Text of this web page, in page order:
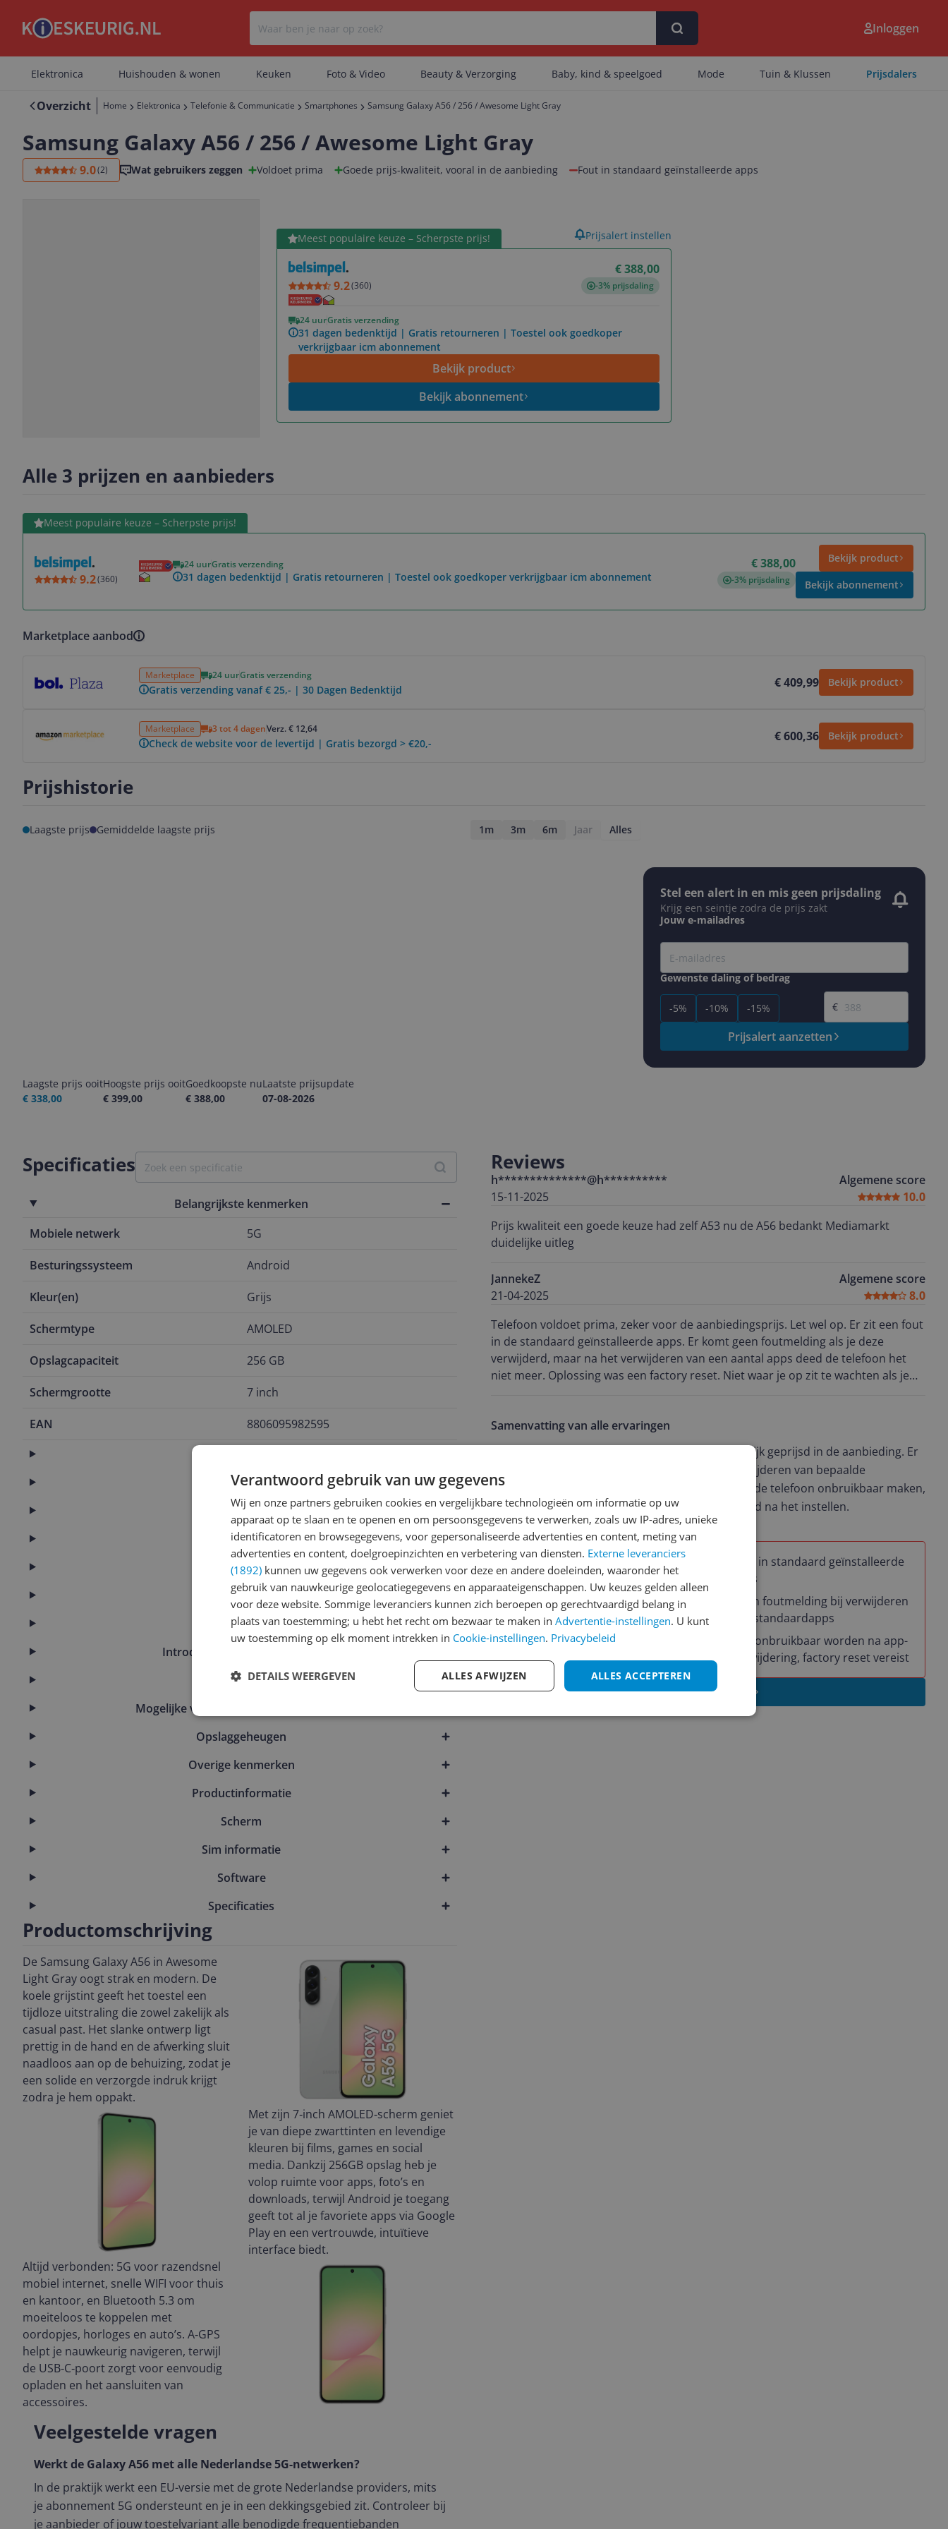
Er zijn geen categorieën gevonden.
Er zijn geen artikelen gevonden.
Inloggen
Elektronica Huishouden & wonen Keuken Foto & Video Beauty & Verzorging Baby, kind & speelgoed Mode Tuin & Klussen Prijsdalers
Overzicht Home Elektronica Telefonie & Communicatie Smartphones Samsung Galaxy A56 / 256 / Awesome Light Gray
Samsung Galaxy A56 / 256 / Awesome Light Gray
9.0(2) Wat gebruikers zeggen Voldoet prima Goede prijs-kwaliteit, vooral in de aanbieding Fout in standaard geïnstalleerde apps
Meest populaire keuze – Scherpste prijs!
€ 388,00
9.2(360) -3% prijsdaling
24 uurGratis verzending
31 dagen bedenktijd | Gratis retourneren | Toestel ook goedkoper
verkrijgbaar icm abonnement
Bekijk product
Bekijk abonnement
Bekijk product Prijsalert instellen
Alle 3 prijzen en aanbieders
Meest populaire keuze – Scherpste prijs!
9.2(360)
24 uurGratis verzending
31 dagen bedenktijd | Gratis retourneren | Toestel ook goedkoper verkrijgbaar icm abonnement
€ 388,00
-3% prijsdaling
Bekijk product
Bekijk abonnement
Bekijk product
Marketplace aanbod
Marketplace 24 uurGratis verzending
Gratis verzending vanaf € 25,- | 30 Dagen Bedenktijd € 409,99 Bekijk product
Marketplace 3 tot 4 dagenVerz. € 12,64
Check de website voor de levertijd | Gratis bezorgd > €20,- € 600,36 Bekijk product
Prijshistorie
Laagste prijs Gemiddelde laagste prijs 1m 3m 6m Jaar Alles
Laagste prijs ooit
€ 338,00
Hoogste prijs ooit
€ 399,00
Goedkoopste nu
€ 388,00
Laatste prijsupdate
07-08-2026
Stel een alert in en mis geen prijsdaling
Krijg een seintje zodra de prijs zakt
Jouw e-mailadres
Gewenste daling of bedrag
-5% -10% -15%
Gewenste prijs
€
Prijsalert aanzetten
Specificaties
Belangrijkste kenmerken
Mobiele netwerk
5G
Besturingssysteem Android
Kleur(en) Grijs
Schermtype AMOLED
Opslagcapaciteit 256 GB
Schermgrootte 7 inch
EAN
8806095982595
Algemeen
Batterij
Camera
Connectiviteit
Display
Eigenschappen
Introductie en ondersteuning
Kenmerken
Mogelijke vereisten instellen en gebruik
Opslaggeheugen
Overige kenmerken
Productinformatie
Scherm
Sim informatie
Software
Specificaties
Productomschrijving
De Samsung Galaxy A56 in Awesome
Light Gray oogt strak en modern. De
koele grijstint geeft het toestel een
tijdloze uitstraling die zowel zakelijk als
casual past. Het slanke ontwerp ligt
prettig in de hand en de afwerking sluit
naadloos aan op de behuizing, zodat je
een solide en verzorgde indruk krijgt
zodra je hem oppakt.
Met zijn 7‑inch AMOLED‑scherm geniet
je van diepe zwarttinten en levendige
kleuren bij films, games en social
media. Dankzij 256GB opslag heb je
volop ruimte voor apps, foto’s en
downloads, terwijl Android je toegang
geeft tot al je favoriete apps via Google
Play en een vertrouwde, intuïtieve
interface biedt.
Altijd verbonden: 5G voor razendsnel
mobiel internet, snelle WIFI voor thuis
en kantoor, en Bluetooth 5.3 om
moeiteloos te koppelen met
oordopjes, horloges en auto’s. A‑GPS
helpt je nauwkeurig navigeren, terwijl
de USB‑C‑poort zorgt voor eenvoudig
opladen en het aansluiten van
accessoires.
Veelgestelde vragen
Werkt de Galaxy A56 met alle Nederlandse 5G-netwerken?
In de praktijk werkt een EU-versie met de grote Nederlandse providers, mits
je abonnement 5G ondersteunt en je in een dekkingsgebied zit. Controleer bij
je aanbieder of jouw toestelvariant alle benodigde frequentiebanden
Reviews
h**************@h**********
15-11-2025
Algemene score
10.0
Prijs kwaliteit een goede keuze had zelf A53 nu de A56 bedankt Mediamarkt
duidelijke uitleg
JannekeZ
21-04-2025
Algemene score
8.0
Telefoon voldoet prima, zeker voor de aanbiedingsprijs. Let wel op. Er zit een fout
in de standaard geïnstalleerde apps. Er komt geen foutmelding als je deze
verwijderd, maar na het verwijderen van een aantal apps deed de telefoon het
niet meer. Oplossing was een factory reset. Niet waar je op zit te wachten als je
Samenvatting van alle ervaringen
De telefoon voldoet prima en is vooral aantrekkelijk geprijsd in de aanbieding. Er
is echter een serieus softwareprobleem: het verwijderen van bepaalde
standaardapps geeft geen foutmelding maar kan de telefoon onbruikbaar maken,
waarna een factory reset nodig is—extra vervelend na het instellen.
Plus- en minpunten
Voldoet prima
Goede prijs-kwaliteit, vooral in de
aanbieding
Fout in standaard geïnstalleerde
apps
Geen foutmelding bij verwijderen
van standaardapps
Kan onbruikbaar worden na app-
verwijdering, factory reset vereist
Schrijf een review
Verantwoord gebruik van uw gegevens
Wij en onze partners gebruiken cookies en vergelijkbare technologieën om informatie op uw
apparaat op te slaan en te openen en om persoonsgegevens te verwerken, zoals uw IP-adres, unieke
identificatoren en browsegegevens, voor gepersonaliseerde advertenties en content, meting van
advertenties en content, doelgroepinzichten en verbetering van diensten. Externe leveranciers
(1892) kunnen uw gegevens ook verwerken voor deze en andere doeleinden, waaronder het
gebruik van nauwkeurige geolocatiegegevens en apparaateigenschappen. Uw keuzes gelden alleen
voor deze website. Sommige leveranciers kunnen zich beroepen op gerechtvaardigd belang in
plaats van toestemming; u hebt het recht om bezwaar te maken in Advertentie-instellingen. U kunt
uw toestemming op elk moment intrekken in Cookie-instellingen. Privacybeleid
ALLES ACCEPTEREN
ALLES AFWIJZEN
DETAILS WEERGEVEN